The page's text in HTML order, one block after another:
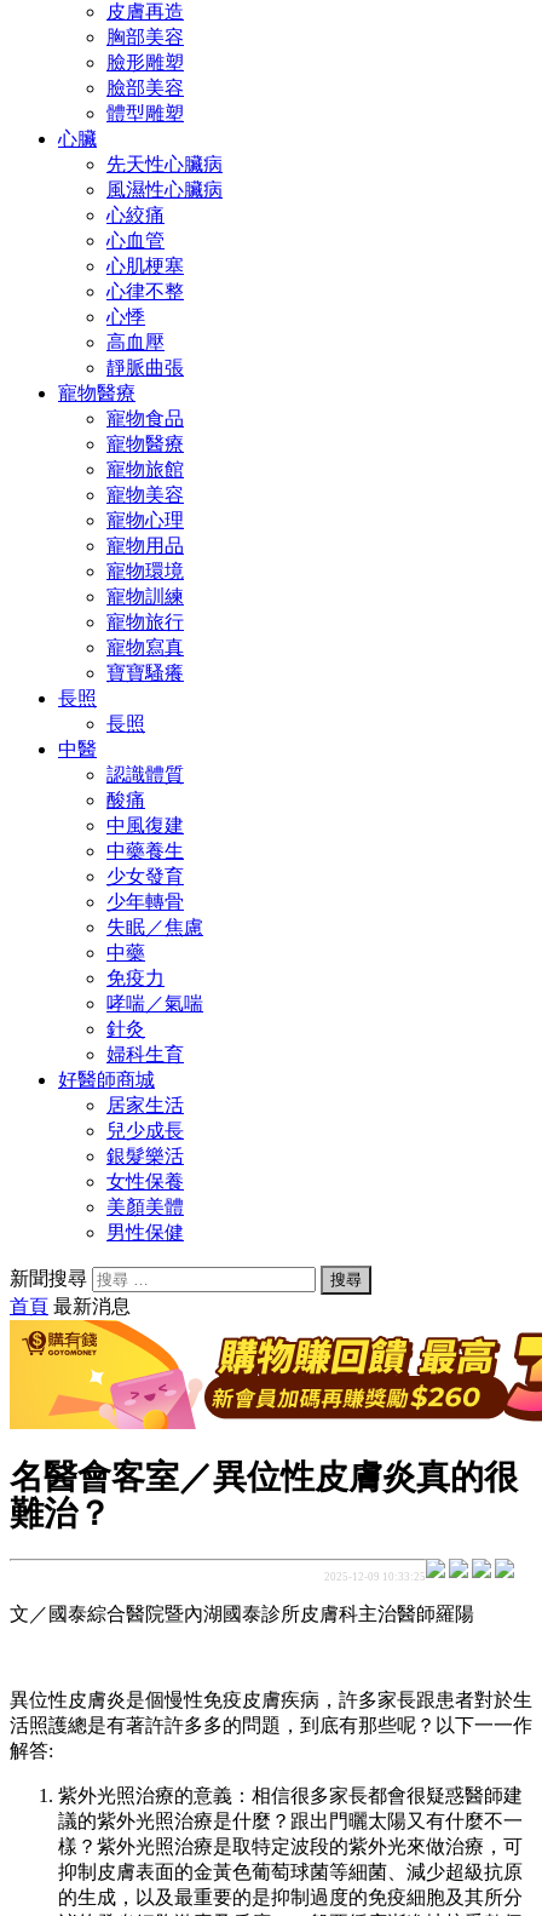
皮膚再造
胸部美容
臉形雕塑
臉部美容
體型雕塑
心臟
先天性心臟病
風濕性心臟病
心絞痛
心血管
心肌梗塞
心律不整
心悸
高血壓
靜脈曲張
寵物醫療
寵物食品
寵物醫療
寵物旅館
寵物美容
寵物心理
寵物用品
寵物環境
寵物訓練
寵物旅行
寵物寫真
寶寶騷癢
長照
長照
中醫
認識體質
酸痛
中風復建
中藥養生
少女發育
少年轉骨
失眠／焦慮
中藥
免疫力
哮喘／氣喘
針灸
婦科生育
好醫師商城
居家生活
兒少成長
銀髮樂活
女性保養
美顏美體
男性保健
新聞搜尋
首頁 最新消息
名醫會客室／異位性皮膚炎真的很
難治？
2025-12-09 10:33:25
文／國泰綜合醫院暨內湖國泰診所皮膚科主治醫師羅陽
異位性皮膚炎是個慢性免疫皮膚疾病，許多家長跟患者對於生
活照護總是有著許許多多的問題，到底有那些呢？以下一一作
解答:
紫外光照治療的意義：相信很多家長都會很疑惑醫師建
議的紫外光照治療是什麼？跟出門曬太陽又有什麼不一
樣？紫外光照治療是取特定波段的紫外光來做治療，可
抑制皮膚表面的金黃色葡萄球菌等細菌、減少超級抗原
的生成，以及最重要的是抑制過度的免疫細胞及其所分